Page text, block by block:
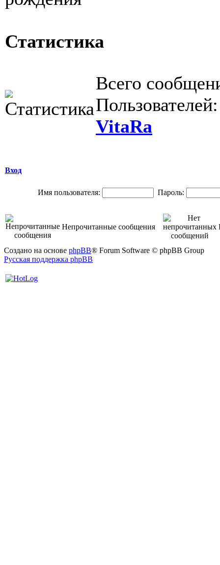
Статистика
Всего
VitaRa
Вход
Имя пользователя: Пароль:
Непрочитанные сообщения
Создано на основе phpBB® Forum Software © phpBB Group
Русская поддержка phpBB